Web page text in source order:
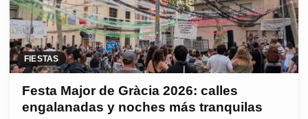
FIESTAS
Festa Major de Gràcia 2026: calles
engalanadas y noches más tranquilas